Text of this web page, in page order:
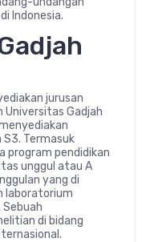
Indonesia.
jurusan
Gadjah
S3. Termasuk
program pendidikan
unggul atau A
yang di
laboratorium
di bidang